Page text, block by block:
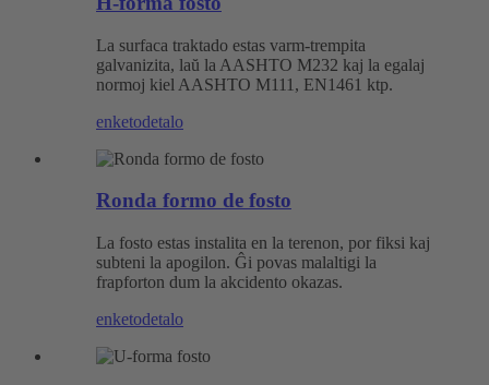
La surfaca traktado estas varm-trempita
galvanizita, laŭ la AASHTO M232 kaj la egalaj
normoj kiel AASHTO M111, EN1461 ktp.
enketodetalo
Ronda formo de fosto
La fosto estas instalita en la terenon, por fiksi kaj
subteni la apogilon. Ĝi povas malaltigi la
frapforton dum la akcidento okazas.
enketodetalo